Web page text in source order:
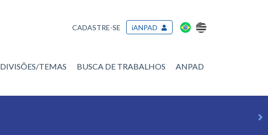
CADASTRE-SE iANPAD
DIVISÕES/TEMAS BUSCA DE TRABALHOS ANPAD